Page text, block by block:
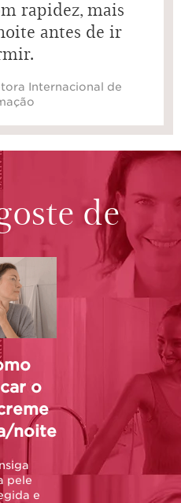
rapidez, mais
antes de ir
Internacional de
de
o
noite
pele
e